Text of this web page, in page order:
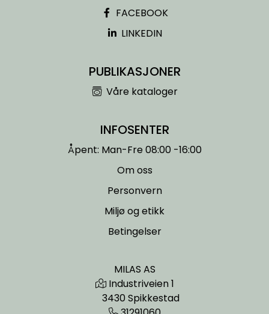
FACEBOOK
LINKEDIN
PUBLIKASJONER
Våre kataloger
INFOSENTER
Åpent: Man-Fre 08:00 -16:00
Om oss
Personvern
Miljø og etikk
Betingelser
MILAS AS
Industriveien 1
3430 Spikkestad